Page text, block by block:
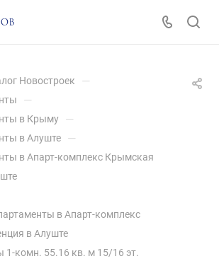
Новостроек —
—
в Крыму —
в Алуште —
в Апарт-комплекс Крымская
в Апарт-комплекс
в Алуште
1-комн. 55.16 кв. м 15/16 эт.